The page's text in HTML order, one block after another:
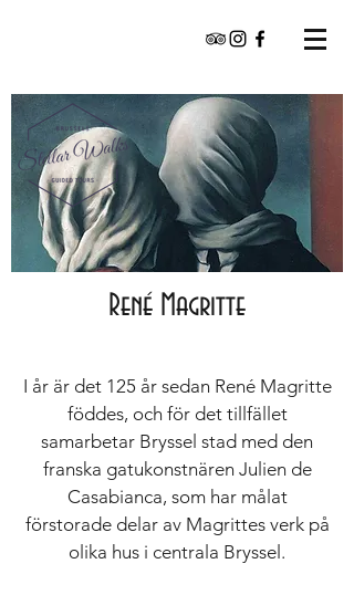
René Magritte
​I år är det 125 år sedan René Magritte
föddes, och för det tillfället
samarbetar Bryssel stad med den
franska gatukonstnären Julien de
Casabianca, som har målat
förstorade delar av Magrittes verk på
olika hus i centrala Bryssel.